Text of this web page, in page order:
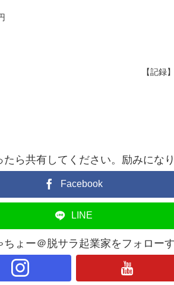
【記録
ら共有してください。励みになり
Facebook
LINE
ちょー＠脱サラ起業家をフォロー